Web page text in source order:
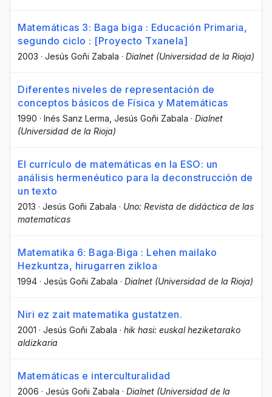
Matemáticas 3: Baga biga : Educación Primaria,
segundo ciclo : [Proyecto Txanela]
2003 · Jesús Goñi Zabala · Dialnet (Universidad de la Rioja)
Diferentes niveles de representación de
conceptos básicos de Física y Matemáticas
1990 · Inés Sanz Lerma , Jesús Goñi Zabala · Dialnet
(Universidad de la Rioja)
El currículo de matemáticas en la ESO: un
análisis hermenéutico para la deconstrucción de
un texto
2013 · Jesús Goñi Zabala · Uno: Revista de didáctica de las
matematicas
Matematika 6: Baga·Biga : Lehen mailako
Hezkuntza, hirugarren zikloa
1994 · Jesús Goñi Zabala · Dialnet (Universidad de la Rioja)
Niri ez zait matematika gustatzen.
2001 · Jesús Goñi Zabala · hik hasi: euskal heziketarako
aldizkaria
Matemáticas e interculturalidad
2006 · Jesús Goñi Zabala · Dialnet (Universidad de la